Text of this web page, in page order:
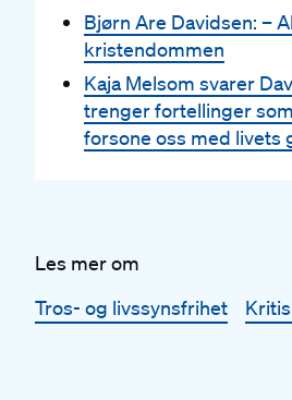
Bjørn Are Davidsen: –
kristendommen
Kaja Melsom svarer
trenger fortellinger
forsone oss med livets
Les mer om
Tros- og livssynsfrihet